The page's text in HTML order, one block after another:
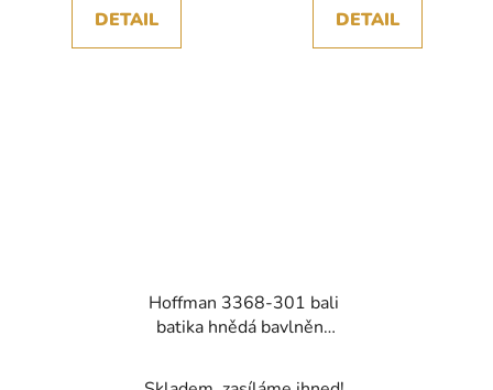
DETAIL DETAIL
Hoffman 3368-301 bali
batika hnědá bavlněná